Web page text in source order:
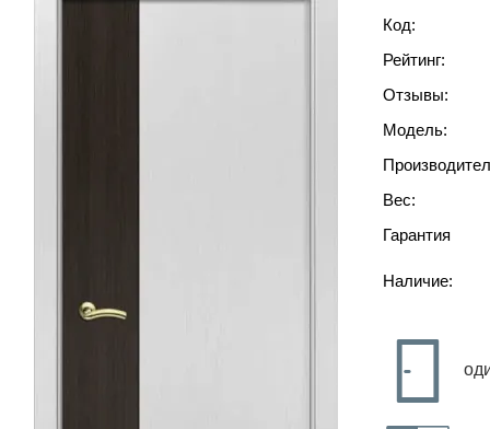
Код:
Рейтинг:
Отзывы:
Модель:
Вес:
Гарантия
Наличие: